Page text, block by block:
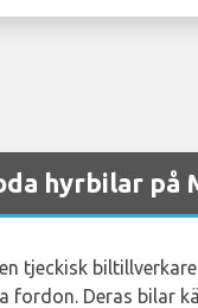
hyrbilar på
tjeckisk
fordon. Deras bilar